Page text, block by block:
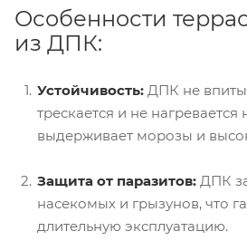
Особенности
из ДПК:
Устойчивость: ДПК не
трескается и не нагревается
выдерживает морозы и
Защита от паразитов: ДПК
насекомых и грызунов, что
длительную эксплуатацию.